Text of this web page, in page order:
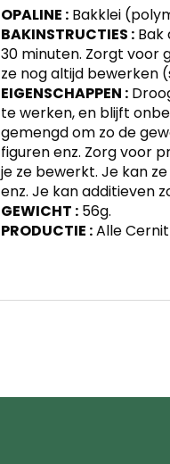
OPALINE : Bakklei
BAKINSTRUCTIES : Bak
30 minuten. Zorgt voor
ze nog altijd bewerken
EIGENSCHAPPEN :
te werken, en blijft
gemengd om zo de
figuren enz. Zorg voor
je ze bewerkt. Je kan
enz. Je kan additieven
GEWICHT : 56g.
PRODUCTIE :Alle